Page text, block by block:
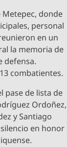
Metepec, donde
personal
en un
la memoria de
defensa.
combatientes.
pase de lista de
Ordoñez,
y Santiago
en honor